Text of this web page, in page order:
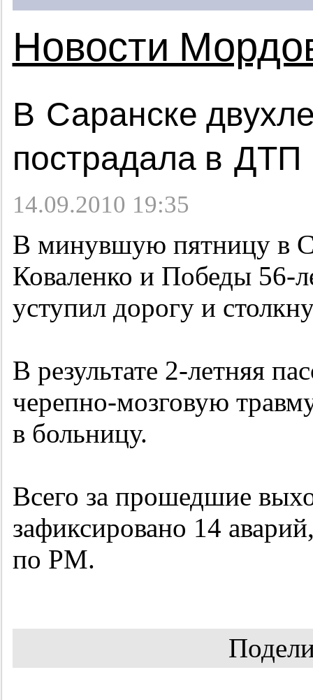
Новости
В Саранске
пострадала в ДТП
14.09.2010 19:35
В минувшую пятницу в
Коваленко и Победы 56-
уступил дорогу и
В результате 2-летняя
черепно-мозговую
в больницу.
Всего за прошедшие
зафиксировано 14
по РМ.